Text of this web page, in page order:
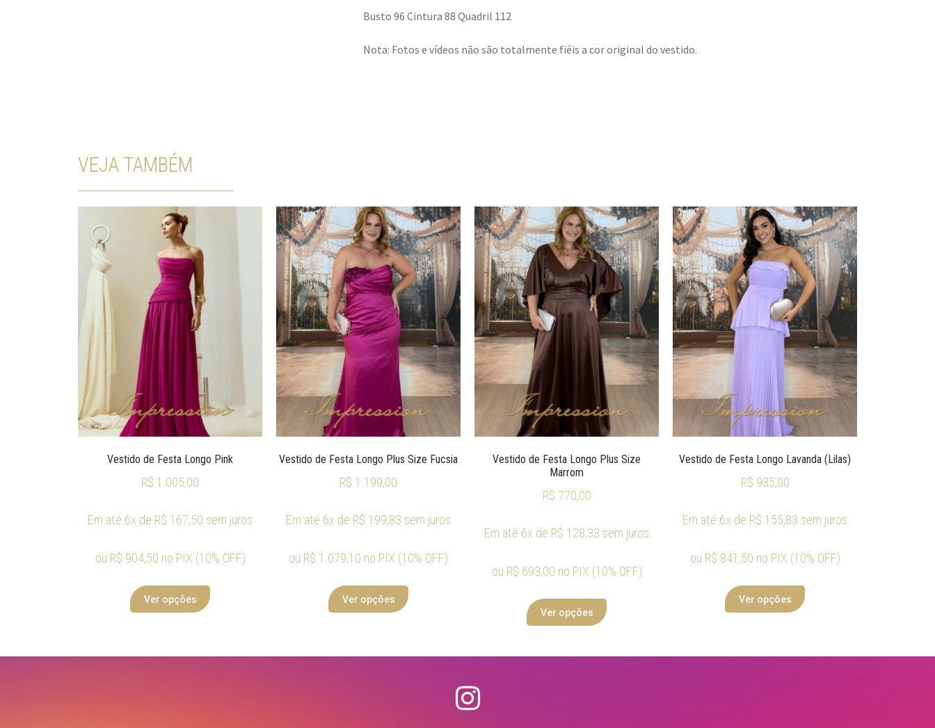
Busto 96 Cintura 88 Quadril 112
Nota: Fotos e vídeos não são totalmente fiéis a cor original do vestido.
VEJA TAMBÉM
Vestido de Festa Longo Pink
R$ 1.005,00
Em até 6x de R$ 167,50 sem juros
ou R$ 904,50 no PIX (10% OFF)
Ver opções
Vestido de Festa Longo Plus Size Fucsia
R$ 1.199,00
Em até 6x de R$ 199,83 sem juros
ou R$ 1.079,10 no PIX (10% OFF)
Ver opções
Vestido de Festa Longo Plus Size
Marrom
R$ 770,00
Em até 6x de R$ 128,33 sem juros
ou R$ 693,00 no PIX (10% OFF)
Ver opções
Vestido de Festa Longo Lavanda (Lilas)
R$ 935,00
Em até 6x de R$ 155,83 sem juros
ou R$ 841,50 no PIX (10% OFF)
Ver opções